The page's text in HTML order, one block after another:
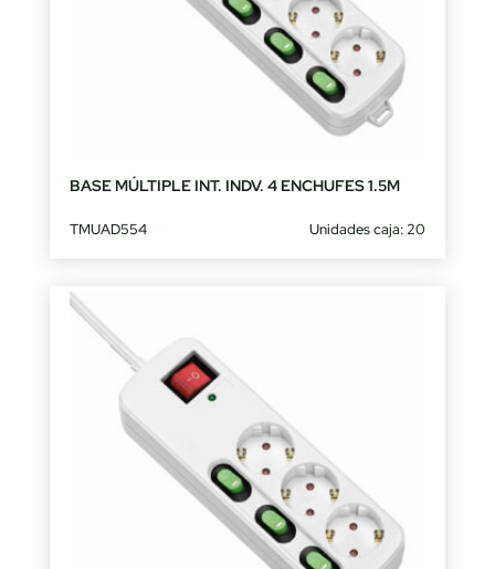
BASE MÚLTIPLE INT. INDV. 4 ENCHUFES 1.5M
TMUAD554 Unidades caja: 20